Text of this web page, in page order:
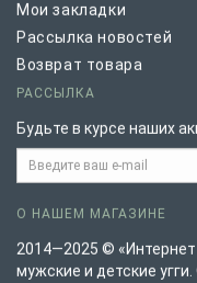
Мои закладки
Рассылка новостей
Возврат товара
РАССЫЛКА
Будьте в курсе наших
О НАШЕМ МАГАЗИНЕ
2014—2025 © «Интернет
мужские и детские